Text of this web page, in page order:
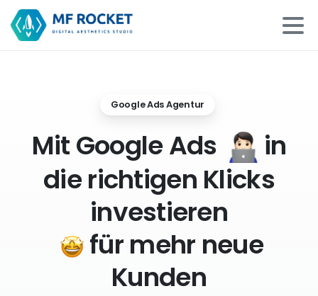
Google Ads Agentur
Mit Google Ads
in
die richtigen Klicks
investieren
für mehr neue
Kunden